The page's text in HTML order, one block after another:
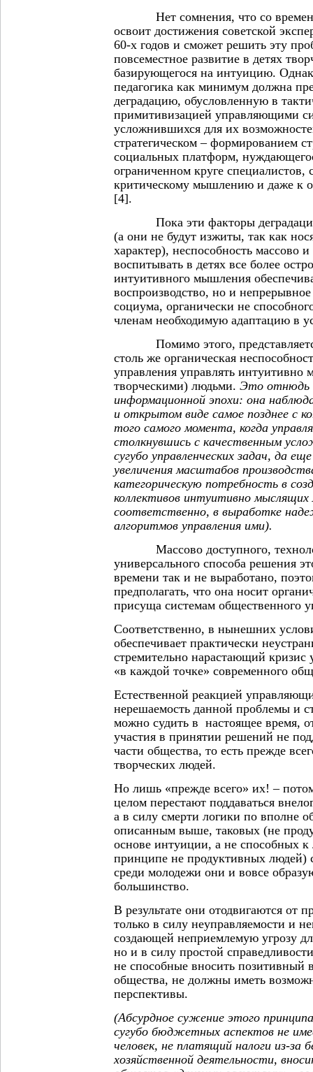
Нет сомнения, что со
освоит достижения советской
60-х годов и сможет решить эту
повсеместное развитие в детях
базирующегося на интуицию.
педагогика как минимум должна
деградацию, обусловленную в
примитивизацией управляющими
усложнившихся для их
стратегическом – формированием
социальных платформ,
ограниченном круге специалистов,
критическому мышлению и даже к
[4].
Пока эти факторы деградации
(а они не будут изжиты, так как
характер), неспособность массово
воспитывать в детях все более
интуитивного мышления
воспроизводство, но и
социума, органически не
членам необходимую адаптацию в
Помимо этого,
столь же органическая
управления управлять интуитивно
творческими) людьми. Это отнюдь
информационной эпохи: она
и открытом виде самое позднее с
того самого момента, когда
столкнувшись с качественным
сугубо управленческих задач, да
увеличения масштабов
категорическую потребность в
коллективов интуитивно
соответственно, в выработке
алгоритмов управления ими).
Массово доступного,
универсального способа решения
времени так и не выработано,
предполагать, что она носит
присуща системам общественного
Соответственно, в нынешних
обеспечивает практически
стремительно нарастающий кризис
«в каждой точке» современного
Естественной реакцией
нерешаемость данной проблемы и
можно судить в настоящее время,
участия в принятии решений не
части общества, то есть прежде
творческих людей.
Но лишь «прежде всего» их! –
целом перестают поддаваться
а в силу смерти логики по вполне
описанным выше, таковых (не
основе интуиции, а не способных к
принципе не продуктивных людей)
среди молодежи они и вовсе
большинство.
В результате они отодвигаются от
только в силу неуправляемости и
создающей неприемлемую угрозу
но и в силу простой
не способные вносить позитивный
общества, не должны иметь
перспективы.
(Абсурдное сужение этого
сугубо бюджетных аспектов не
человек, не платящий налоги из-за
хозяйственной деятельности,